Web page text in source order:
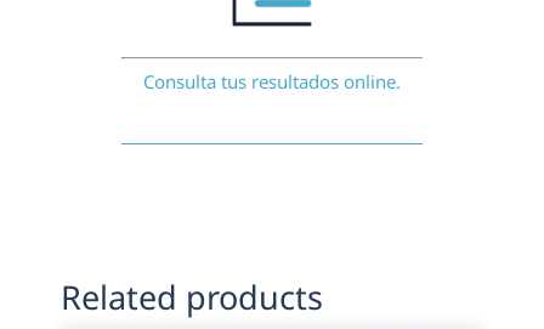
Consulta tus resultados online.
Related products